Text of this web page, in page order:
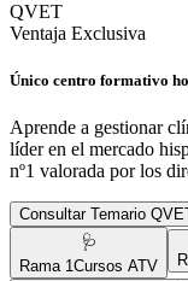
QVET
Ventaja Exclusiva
Único centro formativo
Aprende a gestionar
líder en el mercado
nº1 valorada por los
Consultar Temario
🩺
Rama 1Cursos ATV